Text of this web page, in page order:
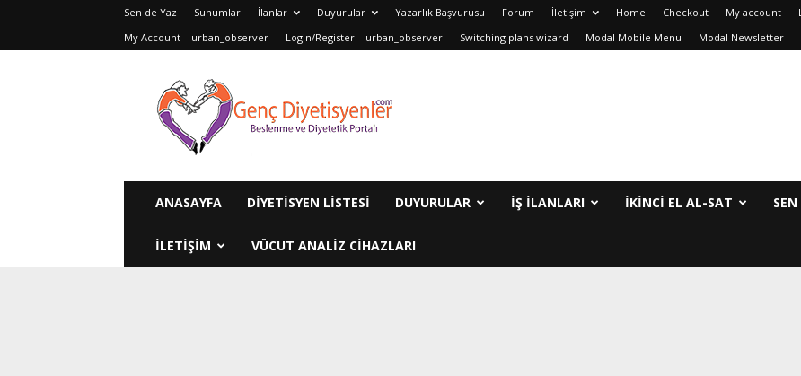
Sen de Yaz Sunumlar İlanlar Duyurular Yazarlık Başvurusu Forum İletişim Home Checkout My account
My Account – urban_observer
Login/Register – urban_observer Switching plans wizard Modal Mobile Menu Modal Newsletter
Genç
Diyetisyenler
ANASAYFA DIYETISYEN LISTESI DUYURULAR İŞ İLANLARI IKINCI EL AL-SAT
ILETIŞIM VÜCUT ANALIZ CIHAZLARI